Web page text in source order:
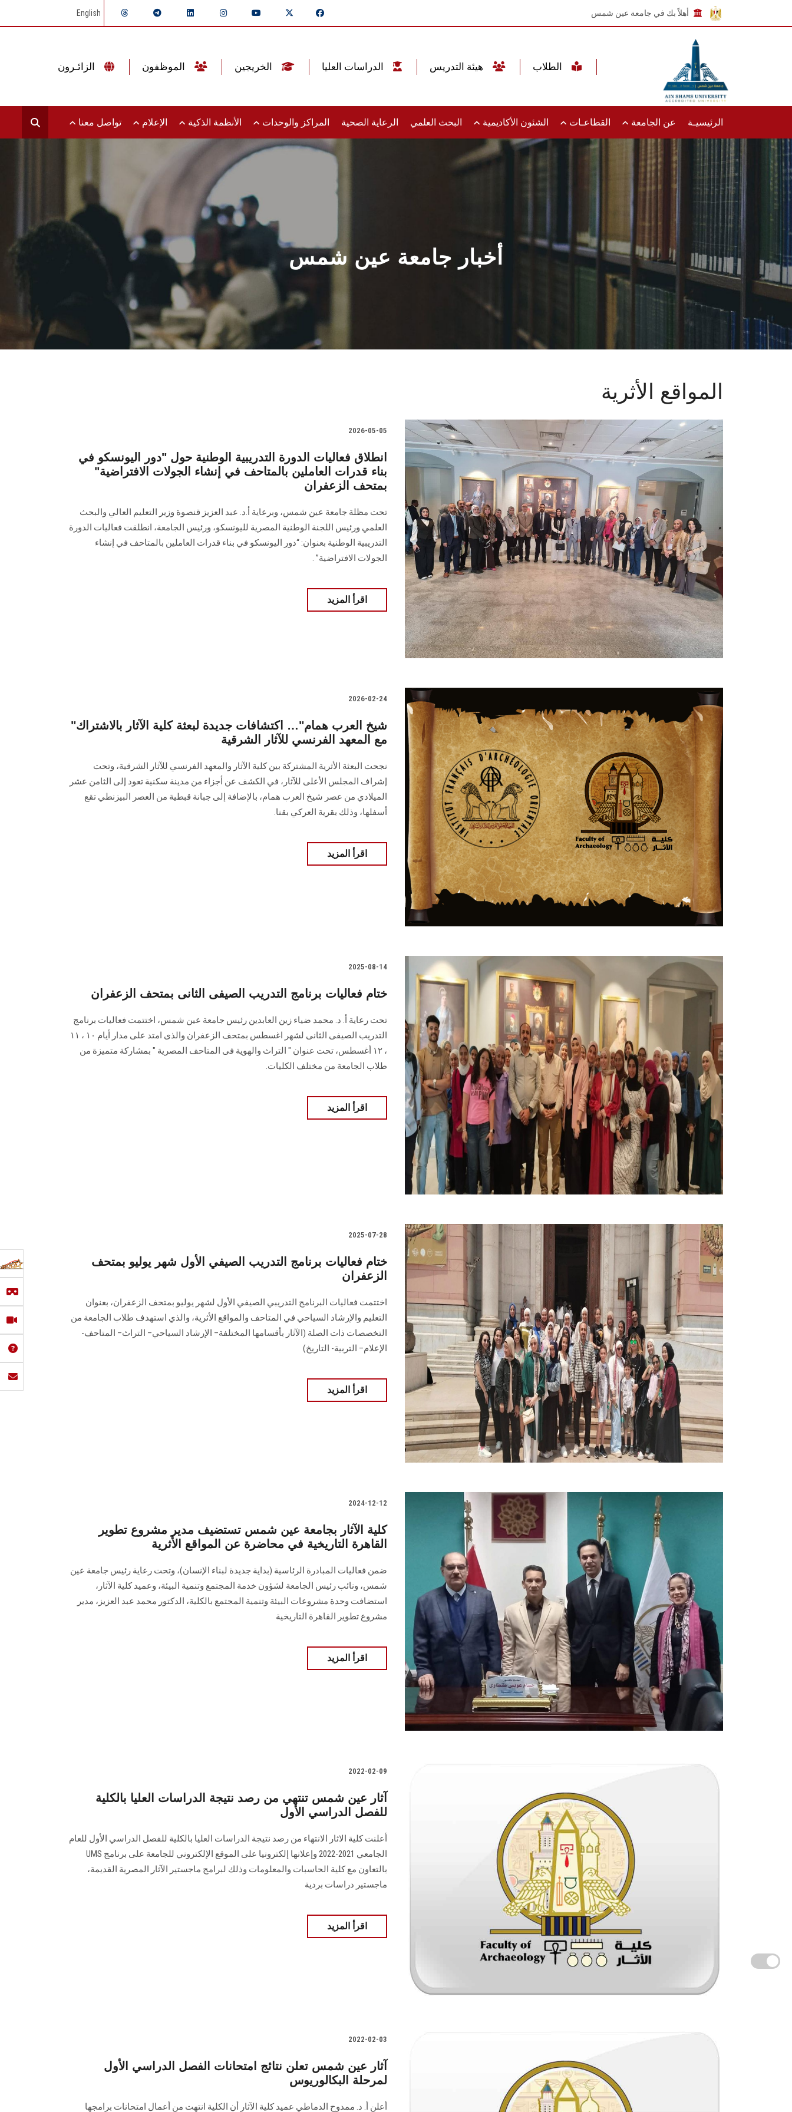
أهلاً بك في جامعة عين شمس English
الرئيسيـة عن الجامعة القطاعـات الشئون الأكاديمية البحث العلمي الرعاية الصحية المراكز والوحدات الأنظمة الذكية الإعلام تواصل معنا
أخبار جامعة عين شمس
المواقع الأثرية
2026-05-05
انطلاق فعاليات الدورة التدريبية الوطنية حول "دور اليونسكو في
بناء قدرات العاملين بالمتاحف في إنشاء الجولات الافتراضية"
بمتحف الزعفران
تحت مظلة جامعة عين شمس، وبرعاية أ.د. عبد العزيز قنصوة وزير التعليم العالي والبحث
العلمي ورئيس اللجنة الوطنية المصرية لليونسكو، ورئيس الجامعة، انطلقت فعاليات الدورة
التدريبية الوطنية بعنوان: “دور اليونسكو في بناء قدرات العاملين بالمتاحف في إنشاء
الجولات الافتراضية” .
اقرأ المزيد
2026-02-24
"شيخ العرب همام"… اكتشافات جديدة لبعثة كلية الآثار بالاشتراك
مع المعهد الفرنسي للآثار الشرقية
نجحت البعثة الأثرية المشتركة بين كلية الآثار والمعهد الفرنسي للآثار الشرقية، وتحت
إشراف المجلس الأعلى للآثار، في الكشف عن أجزاء من مدينة سكنية تعود إلى الثامن عشر
الميلادي من عصر شيخ العرب همام، بالإضافة إلى جبانة قبطية من العصر البيزنطي تقع
أسفلها، وذلك بقرية العركي بقنا.
اقرأ المزيد
2025-08-14
ختام فعاليات برنامج التدريب الصيفى الثانى بمتحف الزعفران
تحت رعاية أ. د. محمد ضياء زين العابدين رئيس جامعة عين شمس، اختتمت فعاليات برنامج
التدريب الصيفى الثانى لشهر اغسطس بمتحف الزعفران والذى امتد على مدار أيام ١٠ ، ١١
، ١٢ أغسطس، تحت عنوان " التراث والهوية فى المتاحف المصرية " بمشاركة متميزة من
طلاب الجامعة من مختلف الكليات.
اقرأ المزيد
2025-07-28
ختام فعاليات برنامج التدريب الصيفي الأول شهر يوليو بمتحف
الزعفران
اختتمت فعاليات البرنامج التدريبي الصيفي الأول لشهر يوليو بمتحف الزعفران، بعنوان
التعليم والإرشاد السياحي في المتاحف والمواقع الأثرية، والذي استهدف طلاب الجامعة من
التخصصات ذات الصلة (الآثار بأقسامها المختلفة– الإرشاد السياحي– التراث– المتاحف-
الإعلام– التربية- التاريخ)
اقرأ المزيد
2024-12-12
كلية الآثار بجامعة عين شمس تستضيف مدير مشروع تطوير
القاهرة التاريخية في محاضرة عن المواقع الأثرية
ضمن فعاليات المبادرة الرئاسية (بداية جديدة لبناء الإنسان)، وتحت رعاية رئيس جامعة عين
شمس، ونائب رئيس الجامعة لشؤون خدمة المجتمع وتنمية البيئة، وعميد كلية الآثار،
استضافت وحدة مشروعات البيئة وتنمية المجتمع بالكلية، الدكتور محمد عبد العزيز، مدير
مشروع تطوير القاهرة التاريخية
اقرأ المزيد
2022-02-09
آثار عين شمس تنتهي من رصد نتيجة الدراسات العليا بالكلية
للفصل الدراسي الأول
أعلنت كلية الاثار الانتهاء من رصد نتيجة الدراسات العليا بالكلية للفصل الدراسي الأول للعام
الجامعي 2021-2022 وإعلانها إلكترونيا على الموقع الإلكتروني للجامعة على برنامج UMS
بالتعاون مع كلية الحاسبات والمعلومات وذلك لبرامج ماجستير الآثار المصرية القديمة،
ماجستير دراسات بردية
اقرأ المزيد
2022-02-03
آثار عين شمس تعلن نتائج امتحانات الفصل الدراسي الأول
لمرحلة البكالوريوس
أعلن أ. د. ممدوح الدماطي عميد كلية الآثار أن الكلية انتهت من أعمال امتحانات برامجها